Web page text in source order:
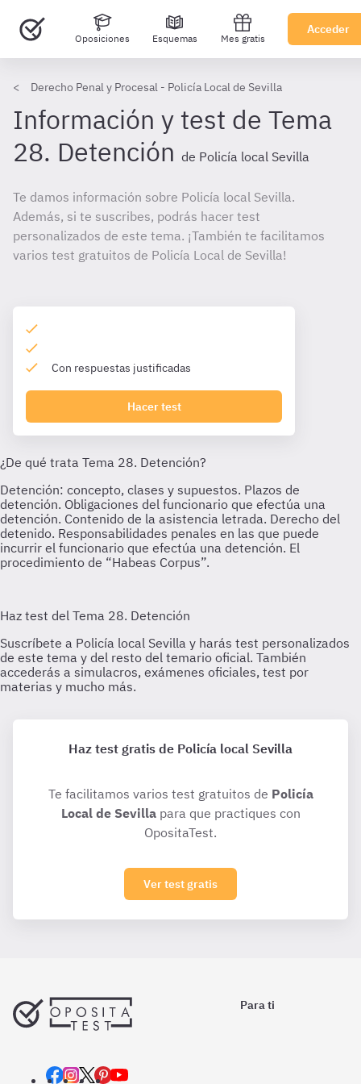
Oposiciones Esquemas Mes gratis
Acceder
Derecho Penal y Procesal - Policía Local de Sevilla
Información y test de Tema
28. Detención de Policía local Sevilla
Te damos información sobre Policía local Sevilla.
Además, si te suscribes, podrás hacer test
personalizados de este tema. ¡También te facilitamos
varios test gratuitos de Policía Local de Sevilla!
Con respuestas justificadas
Hacer test
Haz test gratis de Policía local Sevilla
Te facilitamos varios test gratuitos de Policía
Local de Sevillapara que practiques con
OpositaTest.
Ver test gratis
Para ti